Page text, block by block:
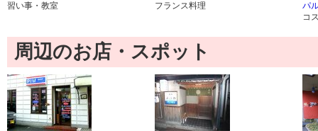
習い事・教室
フランス料理
パ
コ
周辺のお店・スポット